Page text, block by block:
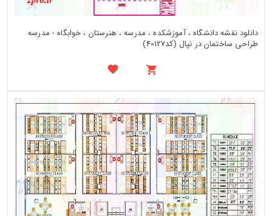
دانلود نقشه دانشگاه ، آموزشکده ، مدرسه ، هنرستان ، خوابگاه - مدرسه
طراحی ساختمان در نپال (کد40127)